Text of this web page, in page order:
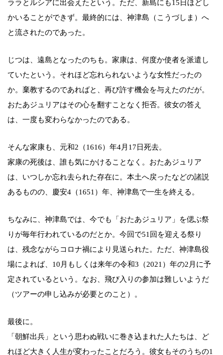
ララとルシアに出会えたという。ただ、新島にも15日ほどし
かいることができず。最終的には、神津島（こうづしま）へ
と流されたのであった。
じつは、遠島となったのちも。家康は、何度か使者を派遣し
ていたという。それほど忘れられないような女性だったの
か。棄教するのであればと、再び許す機会を与えたのだが。
おたあジュリアはその心を翻すことなく拒否。彼女の答え
は、一度も変わらなかったのである。
そんな家康も、元和2（1616）年4月17日死去。
家康の死後は、誰も気にかけることなく。おたあジュリア
は、いつしか忘れ去られた存在に。本土へ戻ったなどの諸説
あるものの、慶安4（1651）年、神津島で一生を終える。
ちなみに、神津島では、今でも「おたあジュリア」を偲ぶ祭
りが毎年行われているのだとか。今回で51回を迎える祭り
は、残念ながらコロナ禍により見送られた。ただ、神津島役
場によれば、10月もしくは来年の令和3（2021）年の2月に予
定されているという。なお、飛び入りの参加は難しいようだ
（ツアーの申し込みが必要とのこと）。
最後に。
「朝鮮出兵」という思わぬ戦いに巻き込まれた人たちは、ど
れほど大きく人生が変わったことだろう。彼女もそのうちの1